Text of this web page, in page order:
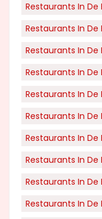
Restaurants In
Restaurants In De
Restaurants In De
Restaurants In De
Restaurants In De
Restaurants In
Restaurants In
Restaurants In De
Restaurants In
Restaurants In